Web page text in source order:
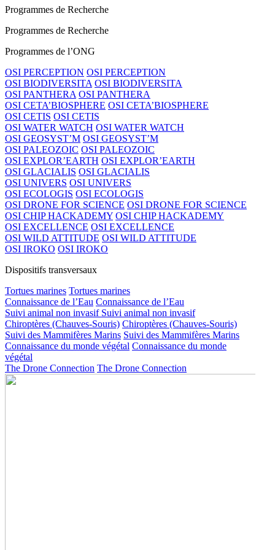
Programmes de Recherche
Programmes de Recherche
Programmes de l’ONG
OSI PERCEPTION OSI PERCEPTION
OSI BIODIVERSITA OSI BIODIVERSITA
OSI PANTHERA OSI PANTHERA
OSI CETA’BIOSPHERE OSI CETA’BIOSPHERE
OSI CETIS OSI CETIS
OSI WATER WATCH OSI WATER WATCH
OSI GEOSYST’M OSI GEOSYST’M
OSI PALEOZOIC OSI PALEOZOIC
OSI EXPLOR’EARTH OSI EXPLOR’EARTH
OSI GLACIALIS OSI GLACIALIS
OSI UNIVERS OSI UNIVERS
OSI ECOLOGIS OSI ECOLOGIS
OSI DRONE FOR SCIENCE OSI DRONE FOR SCIENCE
OSI CHIP HACKADEMY OSI CHIP HACKADEMY
OSI EXCELLENCE OSI EXCELLENCE
OSI WILD ATTITUDE OSI WILD ATTITUDE
OSI IROKO OSI IROKO
Dispositifs transversaux
Tortues marines Tortues marines
Connaissance de l’Eau Connaissance de l’Eau
Suivi animal non invasif Suivi animal non invasif
Chiroptères (Chauves-Souris) Chiroptères (Chauves-Souris)
Suivi des Mammifères Marins Suivi des Mammifères Marins
Connaissance du monde végétal Connaissance du monde
végétal
The Drone Connection The Drone Connection